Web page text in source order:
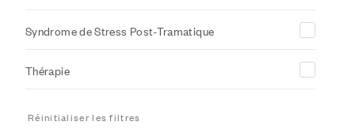
Syndrome de Stress Post-Tramatique
Thérapie
Réinitialiser les filtres